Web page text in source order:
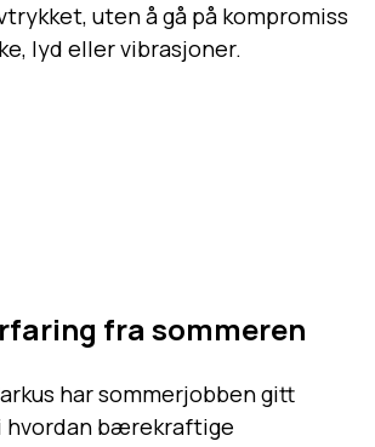
uten å gå på kompromiss
lyd eller vibrasjoner.
fra sommeren
har sommerjobben gitt
hvordan bærekraftige